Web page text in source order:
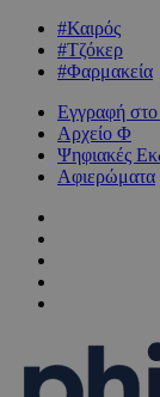
#Καιρός
#Τζόκερ
#Φαρμακεία
Εγγραφή
Αρχείο Φ
Ψηφιακές
Αφιερώματα